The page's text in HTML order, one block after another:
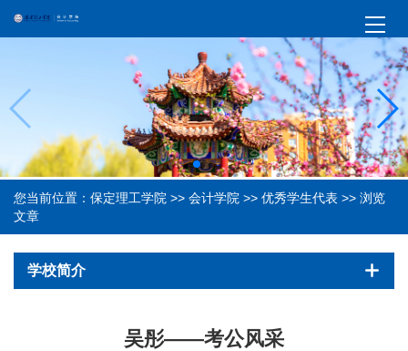
您当前位置： 保定理工学院 >> 会计学院 >> 优秀学生代表 >> 浏览
文章
学校简介
吴彤——考公风采